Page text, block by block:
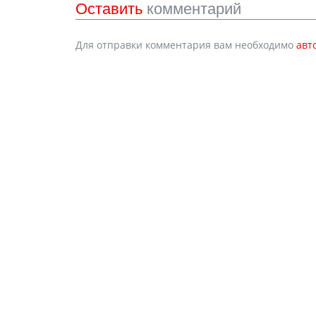
Оставить комментарий
Для отправки комментария вам необходимо